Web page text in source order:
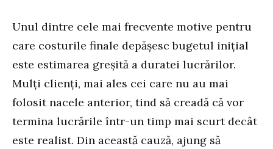
Unul dintre cele mai frecvente motive pentru
care costurile finale depășesc bugetul inițial
este estimarea greșită a duratei lucrărilor.
Mulți clienți, mai ales cei care nu au mai
folosit nacele anterior, tind să creadă că vor
termina lucrările într-un timp mai scurt decât
este realist. Din această cauză, ajung să